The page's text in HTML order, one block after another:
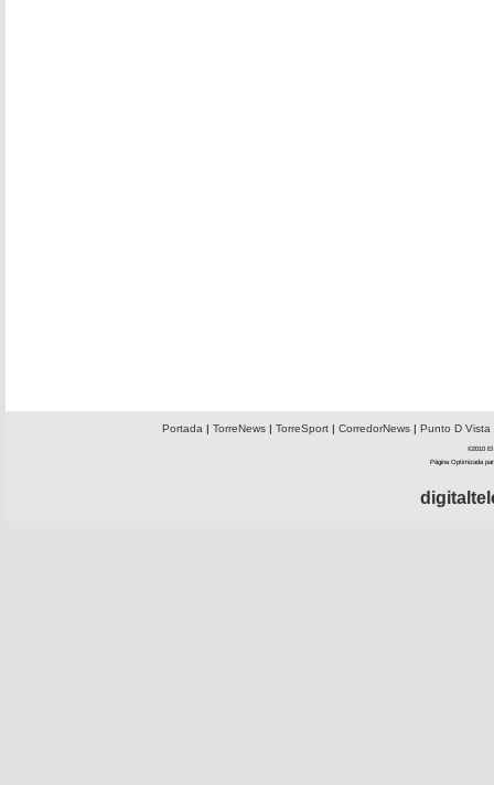
Portada | TorreNews| TorreSport| CorredorNews| Punto D Vista
©2010 El
Página Optimizada